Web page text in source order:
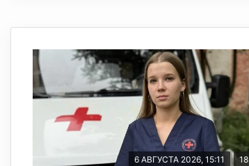
6 АВГУСТА 2026, 15:11 18